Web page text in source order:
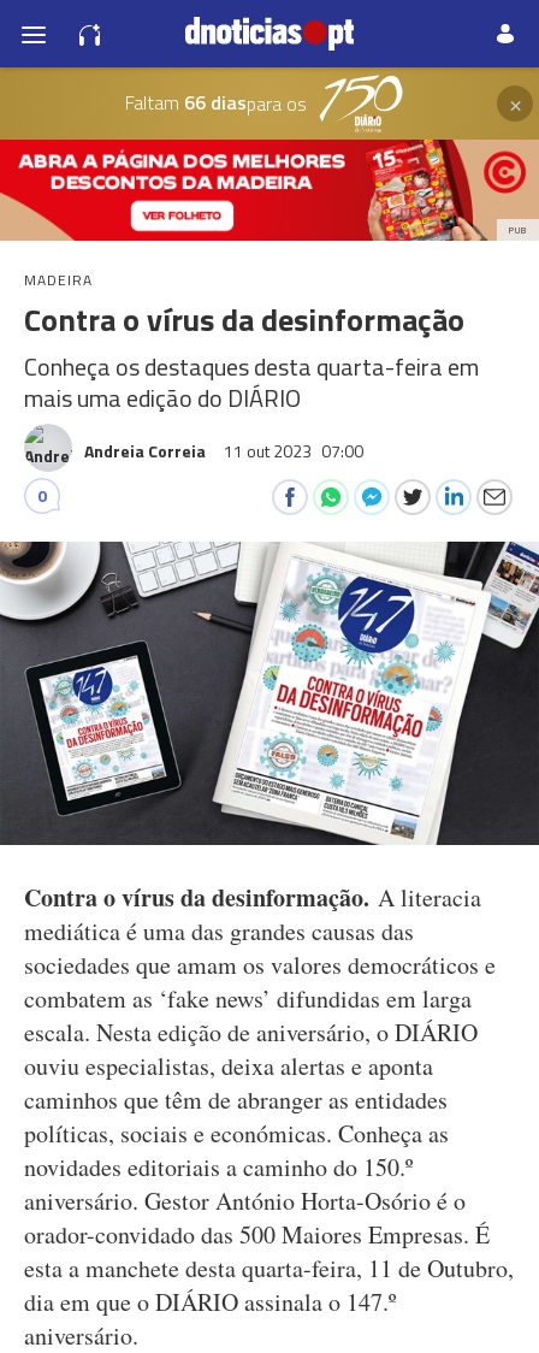
Faltam 66 diaspara os ×
PUB
MADEIRA
Contra o vírus da desinformação
Conheça os destaques desta quarta-feira em
mais uma edição do DIÁRIO
Andreia Correia 11 out 2023 07:00
0
Contra o vírus da desinformação. A literacia
mediática é uma das grandes causas das
sociedades que amam os valores democráticos e
combatem as ‘fake news’ difundidas em larga
escala. Nesta edição de aniversário, o DIÁRIO
ouviu especialistas, deixa alertas e aponta
caminhos que têm de abranger as entidades
políticas, sociais e económicas. Conheça as
novidades editoriais a caminho do 150.º
aniversário. Gestor António Horta-Osório é o
orador-convidado das 500 Maiores Empresas. É
esta a manchete desta quarta-feira, 11 de Outubro,
dia em que o DIÁRIO assinala o 147.º
aniversário.